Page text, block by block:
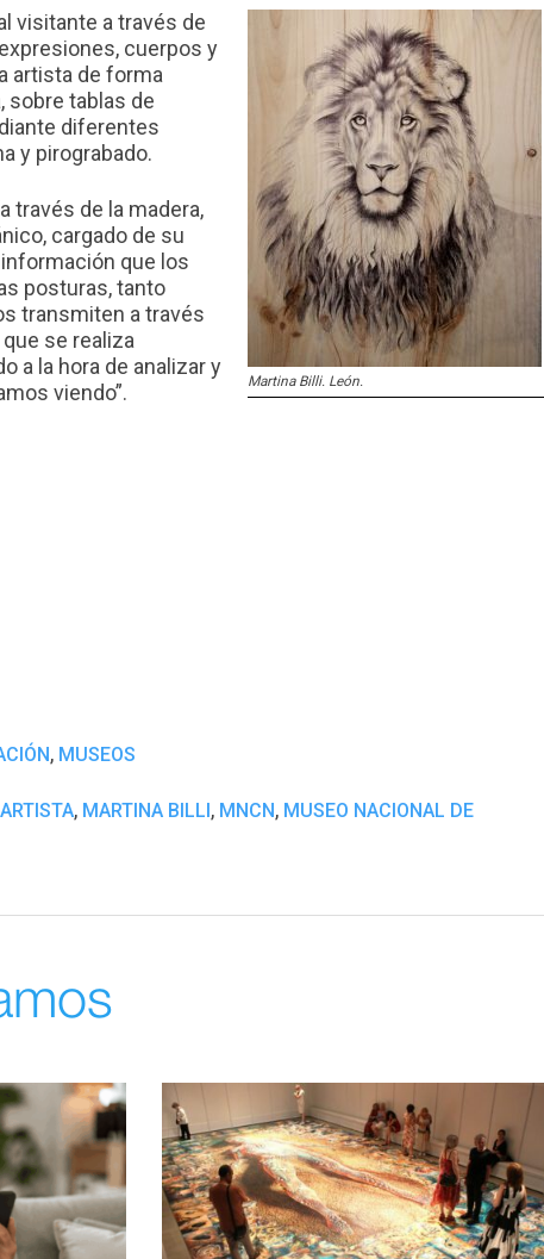
Martina Billi. León.
visitante a través de
cuerpos y
artista de forma
sobre tablas de
diferentes
y pirograbado.
través de la madera,
cargado de su
que los
posturas, tanto
transmiten a través
se realiza
a la hora de analizar y
viendo”.
, MUSEOS
, MARTINA BILLI, MNCN, MUSEO NACIONAL DE